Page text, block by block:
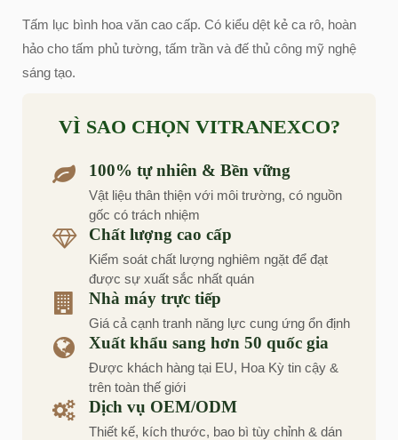
Tấm lục bình hoa văn cao cấp. Có kiểu dệt kẻ ca rô, hoàn
hảo cho tấm phủ tường, tấm trần và đế thủ công mỹ nghệ
sáng tạo.
VÌ SAO CHỌN VITRANEXCO?
100% tự nhiên & Bền vững
Vật liệu thân thiện với môi trường, có nguồn
gốc có trách nhiệm
Chất lượng cao cấp
Kiểm soát chất lượng nghiêm ngặt để đạt
được sự xuất sắc nhất quán
Nhà máy trực tiếp
Giá cả cạnh tranh năng lực cung ứng ổn định
Xuất khẩu sang hơn 50 quốc gia
Được khách hàng tại EU, Hoa Kỳ tin cậy &
trên toàn thế giới
Dịch vụ OEM/ODM
Thiết kế, kích thước, bao bì tùy chỉnh & dán